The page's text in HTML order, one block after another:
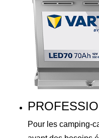
Pour les camping-